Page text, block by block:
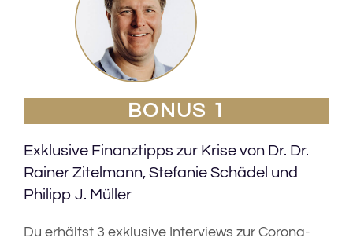
BONUS 1
Exklusive Finanztipps zur Krise von Dr. Dr.
Rainer Zitelmann, Stefanie Schädel und
Philipp J. Müller
Du erhältst 3 exklusive Interviews zur Corona-